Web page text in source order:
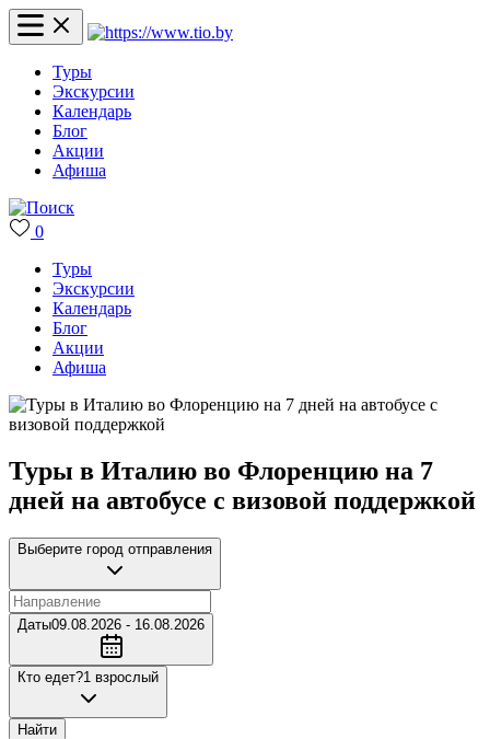
Туры
Экскурсии
Календарь
Блог
Акции
Афиша
0
Туры
Экскурсии
Календарь
Блог
Акции
Афиша
Туры в Италию во Флоренцию на 7
дней на автобусе с визовой поддержкой
Выберите город отправления
Даты09.08.2026 - 16.08.2026
Кто едет?1 взрослый
Найти